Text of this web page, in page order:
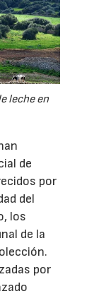
leche en
de
por
del
los
de la
por